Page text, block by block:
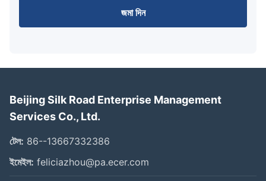
জমা দিন
Beijing Silk Road Enterprise Management
Services Co., Ltd.
টেল: 86--13667332386
ইমেইল: feliciazhou@pa.ecer.com